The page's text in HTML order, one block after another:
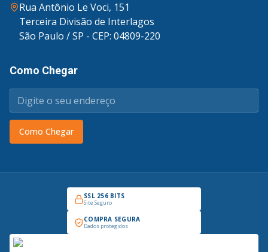
Rua Antônio Le Voci, 151
Terceira Divisão de Interlagos
São Paulo / SP - CEP: 04809-220
Como Chegar
Como Chegar
SSL 256 BITS
Site Seguro
COMPRA SEGURA
Dados protegidos